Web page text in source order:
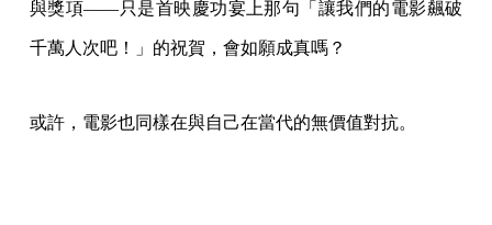
與獎項——只是首映慶功宴上那句「讓我們的電影飆破
千萬人次吧！」的祝賀，會如願成真嗎？
或許，電影也同樣在與自己在當代的無價值對抗。